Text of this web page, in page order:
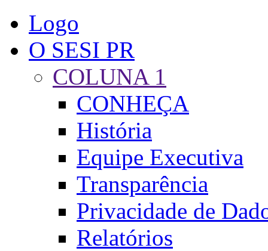
Logo
O SESI PR
COLUNA 1
CONHEÇA
História
Equipe Executiva
Transparência
Privacidade de
Relatórios